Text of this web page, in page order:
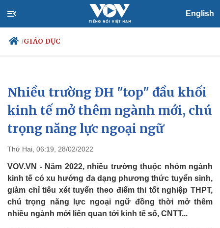
English
/GIÁO DỤC
Chính trị
Đảng
Tổ chức nhân sự
Quốc hội
Nhận diện sự thật
Xã hội
Tin 24h
Dự báo thời tiết
Giáo dục
Dấu ấn VOV
Nhiều trường ĐH "top" đầu khối
kinh tế mở thêm ngành mới, chú
trọng năng lực ngoại ngữ
Thứ Hai, 06:19, 28/02/2022
VOV.VN - Năm 2022, nhiều trường thuộc nhóm ngành
kinh tế có xu hướng đa dạng phương thức tuyển sinh,
giảm chỉ tiêu xét tuyển theo điểm thi tốt nghiệp THPT,
chú trọng năng lực ngoại ngữ đồng thời mở thêm
nhiều ngành mới liên quan tới kinh tế số, CNTT...